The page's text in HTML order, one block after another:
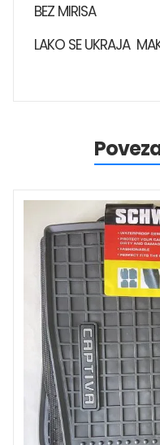
BEZ MIRISA
LAKO SE UKRAJA